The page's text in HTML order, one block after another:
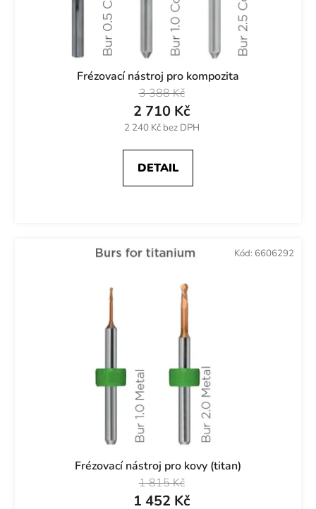
Frézovací nástroj pro kompozita
2 240 Kč bez DPH
2 710 Kč
3 388 Kč
DETAIL
Frézovací nástroj pro kovy (titan)
1 452 Kč
1 815 Kč
Kód: 6606292